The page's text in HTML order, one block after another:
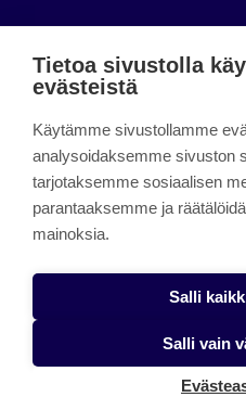
päättynyt 11.9.2023.
About the site
Käyttöehdot
Saavutettavuusseloste
Alasottoilmoitus
Tietoa sivustolla
evästeistä
Käytämme sivustollamme
analysoidaksemme sivuston
tarjotaksemme sosiaalisen
parantaaksemme ja
mainoksia.
Salli
Salli vain